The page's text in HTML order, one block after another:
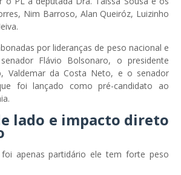
Nim Barroso, Alan Queiróz, Luizinho
por lideranças de peso nacional e
Flávio Bolsonaro, o presidente
Valdemar da Costa Neto, e o senador
foi lançado como pré-candidato ao
lado e impacto direto
apenas partidário ele tem forte peso